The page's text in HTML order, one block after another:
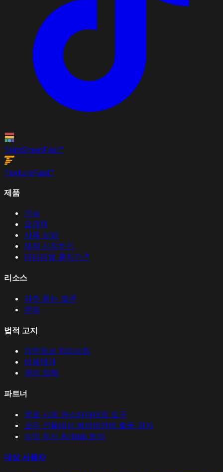
TrimSheetFast™
TextureFast™
제품
기능
요금제
사용 방법
제작 시작하기
머티리얼 훔치기 ↗
리소스
자주 묻는 질문
문의
법적 고지
개인정보 처리방침
이용약관
쿠키 정책
파트너
무료 시계 커스터마이징 도구
모든 건물에서 에어비앤비 활동 감지
수익 우선 Airbnb 분석
대상 사용자